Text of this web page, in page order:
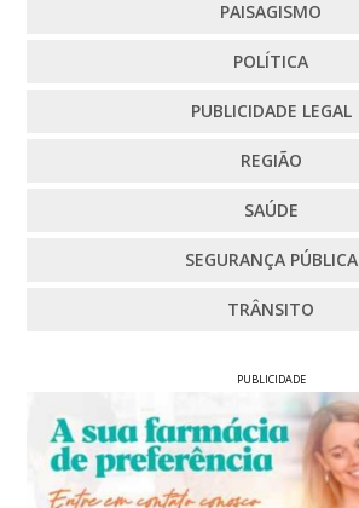
PAISAGISMO
POLÍTICA
PUBLICIDADE LEGAL
REGIÃO
SAÚDE
SEGURANÇA PÚBLICA
TRÂNSITO
PUBLICIDADE